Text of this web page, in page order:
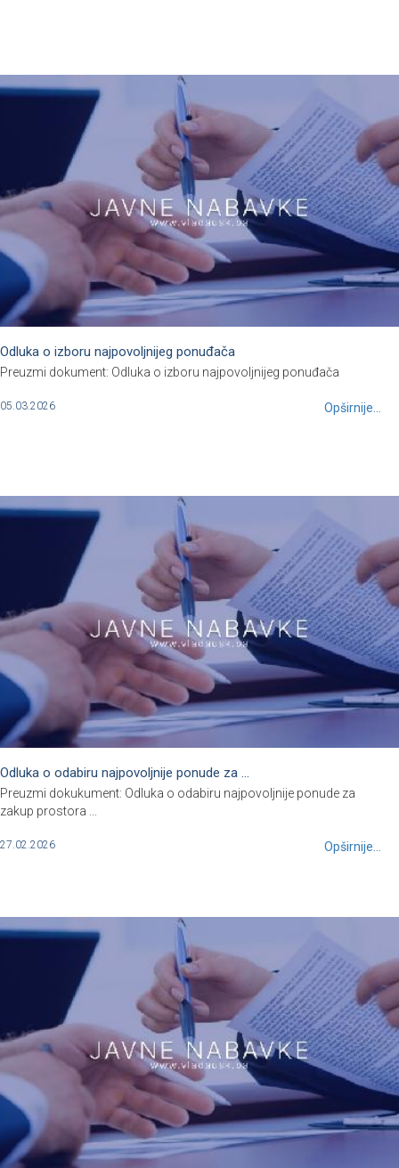
Odluka o izboru najpovoljnijeg ponuđača
Preuzmi dokument: Odluka o izboru najpovoljnijeg ponuđača
05.03.2026 Opširnije...
Odluka o odabiru najpovoljnije ponude za ...
Preuzmi dokukument: Odluka o odabiru najpovoljnije ponude za
zakup prostora ...
27.02.2026 Opširnije...